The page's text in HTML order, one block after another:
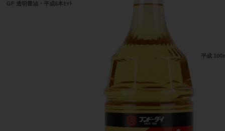
GF 透明醤油・平成6本ｾｯﾄ
平成